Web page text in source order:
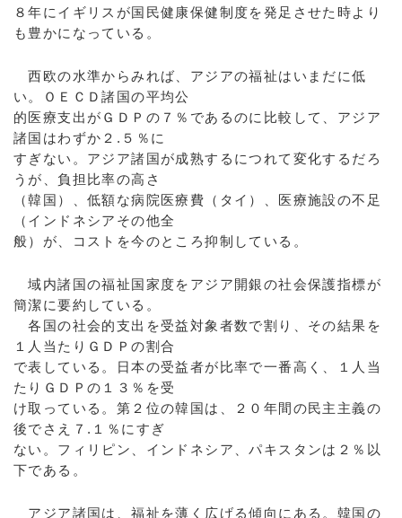
８年にイギリスが国民健康保健制度を発足させた時より
も豊かになっている。
西欧の水準からみれば、アジアの福祉はいまだに低
い。ＯＥＣＤ諸国の平均公
的医療支出がＧＤＰの７％であるのに比較して、アジア
諸国はわずか２.５％に
すぎない。アジア諸国が成熟するにつれて変化するだろ
うが、負担比率の高さ
（韓国）、低額な病院医療費（タイ）、医療施設の不足
（インドネシアその他全
般）が、コストを今のところ抑制している。
域内諸国の福祉国家度をアジア開銀の社会保護指標が
簡潔に要約している。
各国の社会的支出を受益対象者数で割り、その結果を
１人当たりＧＤＰの割合
で表している。日本の受益者が比率で一番高く、１人当
たりＧＤＰの１３％を受
け取っている。第２位の韓国は、２０年間の民主主義の
後でさえ７.１％にすぎ
ない。フィリピン、インドネシア、パキスタンは２％以
下である。
アジア諸国は、福祉を薄く広げる傾向にある。韓国の